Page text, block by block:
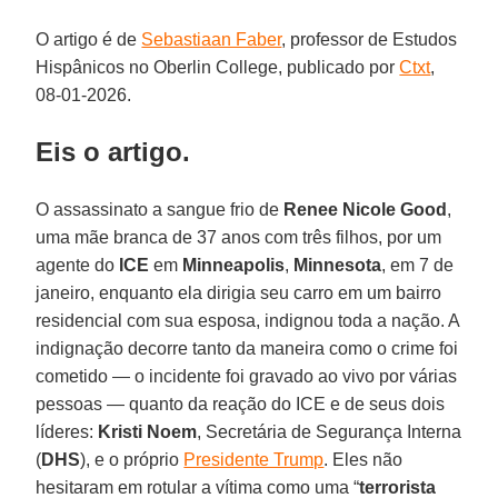
O artigo é de Sebastiaan Faber, professor de Estudos
Hispânicos no Oberlin College, publicado porCtxt,
08-01-2026.
Eis o artigo.
O assassinato a sangue frio de Renee Nicole Good ,
uma mãe branca de 37 anos com três filhos, por um
agente do ICE em Minneapolis, Minnesota, em 7 de
janeiro, enquanto ela dirigia seu carro em um bairro
residencial com sua esposa, indignou toda a nação. A
indignação decorre tanto da maneira como o crime foi
cometido — o incidente foi gravado ao vivo por várias
pessoas — quanto da reação do ICE e de seus dois
líderes: Kristi Noem, Secretária de Segurança Interna
(DHS), e o próprio Presidente Trump. Eles não
hesitaram em rotular a vítima como uma “terrorista